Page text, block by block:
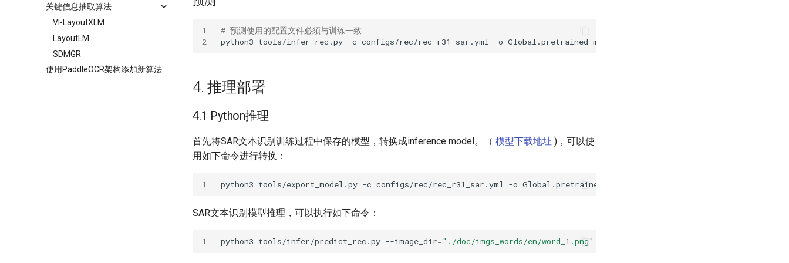
关键信息抽取算法
VI-LayoutXLM
LayoutLM
SDMGR
使用PaddleOCR架构添加新算法
1
2
# 预测使用的配置文件必须与训练一致
python3 tools/infer_rec.py -c configs/rec/rec_r31_sar.yml -o Global.pretrained_model
4. 推理部署
4.1 Python推理
首先将SAR文本识别训练过程中保存的模型，转换成inference model。（ 模型下载地址 )，可以使
用如下命令进行转换：
1 python3 tools/export_model.py -c configs/rec/rec_r31_sar.yml -o Global.pretrained_model
SAR文本识别模型推理，可以执行如下命令：
1 python3 tools/infer/predict_rec.py --image_dir="./doc/imgs_words/en/word_1.png"